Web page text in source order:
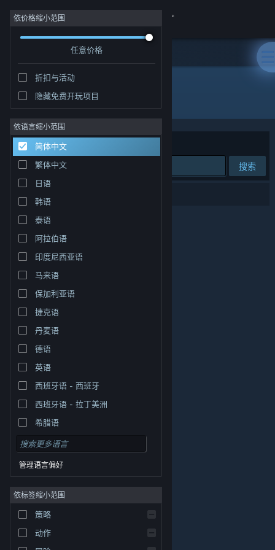
登录
社区
关于
客服
更改语言
获取 Steam 手机应用
查看桌面版网站
© Valve Corporation。保留所有权利。所有商标均为其在
律信息| 无障碍
依价格缩小范围
任意价格
折扣与活动
隐藏免费开玩项目
依语言缩小范围
简体中文
繁体中文
日语
韩语
泰语
阿拉伯语
印度尼西亚语
马来语
保加利亚语
捷克语
丹麦语
德语
英语
西班牙语 - 西班牙
西班牙语 - 拉丁美洲
希腊语
管理语言偏好
依标签缩小范围
策略
动作
开发者: Damian
排序依据 相关性
搜索
0 个匹配的搜索结果。